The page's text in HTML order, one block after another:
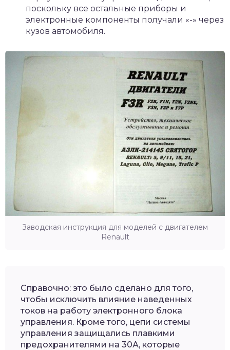
поскольку все остальные приборы и
электронные компоненты получали «-» через
кузов автомобиля.
Заводская инструкция для моделей с двигателем
Renault
Справочно: это было сделано для того,
чтобы исключить влияние наведенных
токов на работу электронного блока
управления. Кроме того, цепи системы
управления защищались плавкими
предохранителями на 30А, которые